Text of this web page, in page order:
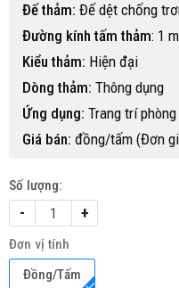
Đế thảm: Đế dệt chống
Đường kính tấm thảm: 1 m
Kiểu thảm: Hiện đại
Dòng thảm: Thông dụng
Ứng dụng: Trang trí
Giá bán: đồng/tấm (Đơn
Số lượng:
- +
Đơn vị tính
Đồng/Tấm